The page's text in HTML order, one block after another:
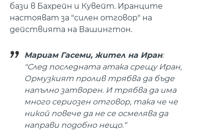
бази в Бахрейн и Кувейт. Иранците
настояват за "силен отговор" на
действията на Вашингтон.
Мариам Гасеми, жител на Иран:
"След последната атака срещу Иран,
Ормузкият пролив трябва да бъде
напълно затворен. И трябва да има
много сериозен отговор, така че че
никой повече да не се осмелява да
направи подобно нещо.“